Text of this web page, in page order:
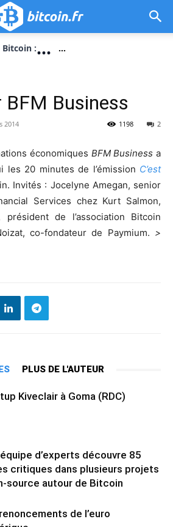
Bitcoin :... ...
BFM Business
2014 2
1198
économiques BFM Business a
les 20 minutes de l’émission C’est
Invités : Jocelyne Amegan, senior
Services chez Kurt Salmon,
président de l’association Bitcoin
co-fondateur de Paymium. >
PLUS DE L'AUTEUR
Kiveclair à Goma (RDC)
d’experts découvre 85
critiques dans plusieurs projets
source autour de Bitcoin
de l’euro